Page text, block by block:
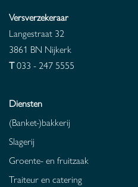
Versverzekeraar
Langestraat 32
3861 BN Nijkerk
T033 - 247 5555
Diensten
(Banket-)bakkerij
Slagerij
Groente- en fruitzaak
Traiteur en catering